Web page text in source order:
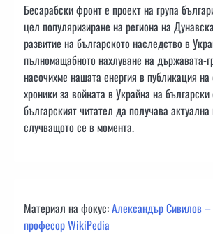
Бесарабски фронт е проект на група
цел популяризиране на региона на
развитие на българското наследство в
пълномащабното нахлуване на държавата-
насочихме нашата енергия в публикация
хроники за войната в Украйна на
българският читател да получава
случващото се в момента.
Материал на фокус:Александър Сивилов –
професор WikiPedia